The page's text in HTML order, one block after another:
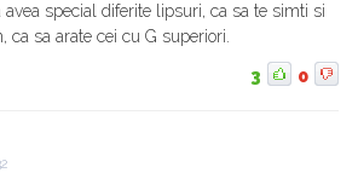
avea special diferite lipsuri, ca sa te simti si
ca sa arate cei cu G superiori.
3 0